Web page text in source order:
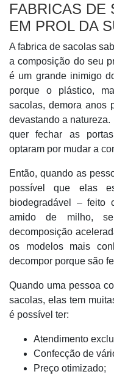
FABRICAS DE
EM PROL DA
A fabrica de sacolas
a composição do seu
é um grande inimigo
porque o plástico,
sacolas, demora anos
devastando a
quer fechar as
optaram por mudar a
Então, quando as
possível que elas
biodegradável – feito
amido de milho,
decomposição
os modelos mais
decompor porque são
Quando uma pessoa
sacolas, elas tem
é possível ter:
Atendimento
Confecção de
Preço otimizado;